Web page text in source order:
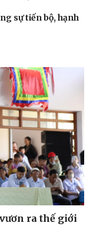
sự tiến bộ, hạnh
ra thế giới